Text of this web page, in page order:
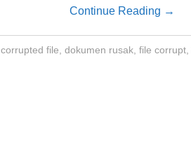
Continue Reading →
corrupted file dokumen rusak, file corrupt,